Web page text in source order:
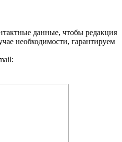
данные, чтобы редакция
необходимости, гарантируем